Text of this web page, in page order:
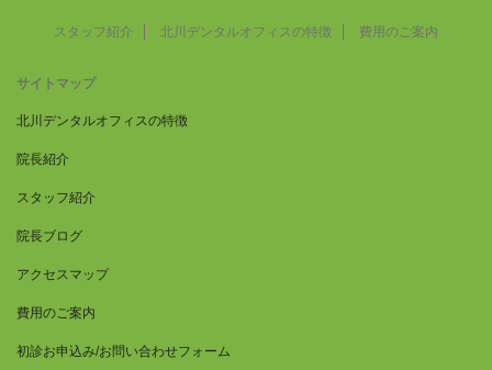
スタッフ紹介 北川デンタルオフィスの特徴 費用のご案内
サイトマップ
北川デンタルオフィスの特徴
院長紹介
スタッフ紹介
院長ブログ
アクセスマップ
費用のご案内
初診お申込み/お問い合わせフォーム